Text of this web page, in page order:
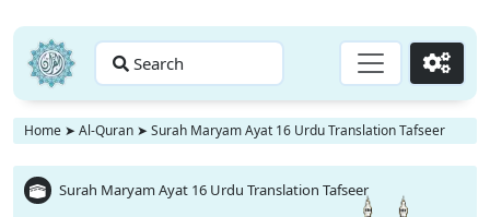
Search Go
Home ➤ Al-Quran ➤ Surah Maryam Ayat 16 Urdu Translation Tafseer
Surah Maryam Ayat 16 Urdu Translation Tafseer